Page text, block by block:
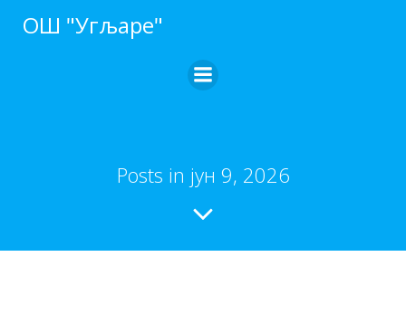
ОШ "Угљаре"
Posts in јун 9, 2026